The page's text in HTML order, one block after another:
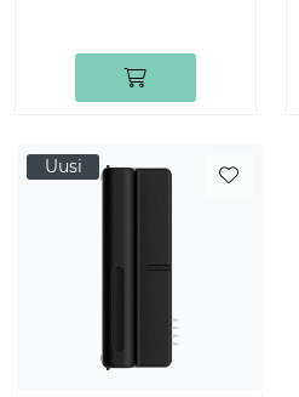
Uusi